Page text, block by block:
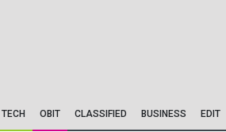
TECH OBIT CLASSIFIED BUSINESS EDIT